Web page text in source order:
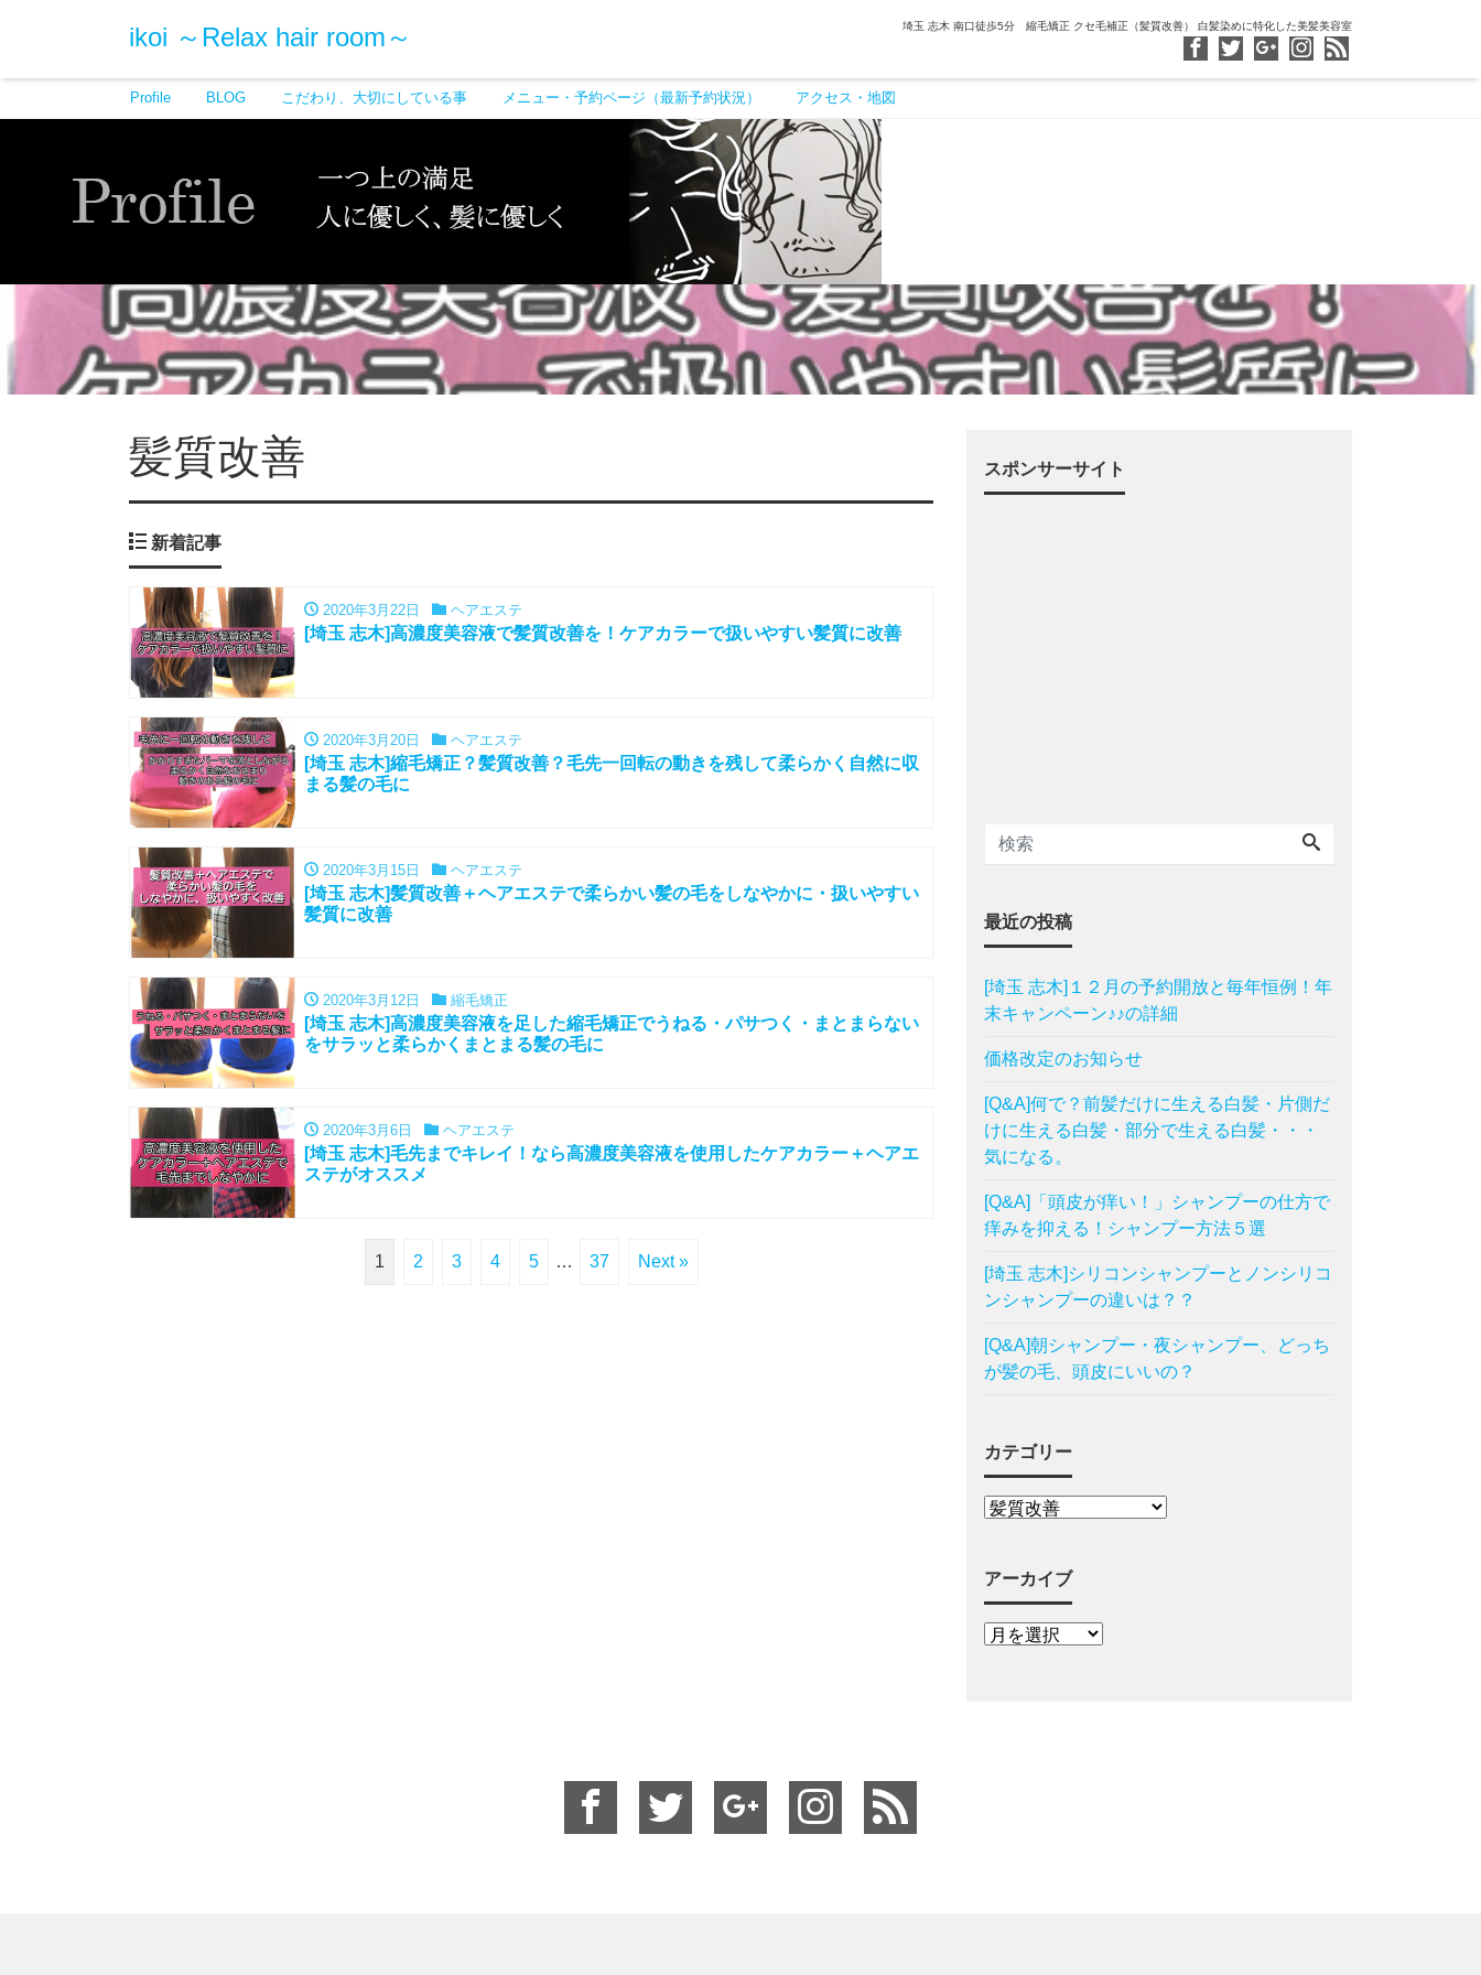
ikoi ～Relax hair room～ 埼玉 志木 南口徒歩5分 縮毛矯正 クセ毛補正（髪質改善） 白髪染めに特化した美髪美容室
Profile BLOG こだわり、大切にしている事 メニュー・予約ページ（最新予約状況） アクセス・地図
髪質改善
新着記事
2020年3月22日 ヘアエステ
[埼玉 志木]高濃度美容液で髪質改善を！ケアカラーで扱いやすい髪質に改善
2020年3月20日 ヘアエステ
[埼玉 志木]縮毛矯正？髪質改善？毛先一回転の動きを残して柔らかく自然に収
まる髪の毛に
2020年3月15日 ヘアエステ
[埼玉 志木]髪質改善＋ヘアエステで柔らかい髪の毛をしなやかに・扱いやすい
髪質に改善
2020年3月12日 縮毛矯正
[埼玉 志木]高濃度美容液を足した縮毛矯正でうねる・パサつく・まとまらない
をサラッと柔らかくまとまる髪の毛に
2020年3月6日 ヘアエステ
[埼玉 志木]毛先までキレイ！なら高濃度美容液を使用したケアカラー＋ヘアエ
ステがオススメ
1 2 3 4 5 … 37 Next »
スポンサーサイト
最近の投稿
[埼玉 志木]１２月の予約開放と毎年恒例！年
末キャンペーン♪♪の詳細
価格改定のお知らせ
[Q&A]何で？前髪だけに生える白髪・片側だ
けに生える白髪・部分で生える白髪・・・
気になる。
[Q&A]「頭皮が痒い！」シャンプーの仕方で
痒みを抑える！シャンプー方法５選
[埼玉 志木]シリコンシャンプーとノンシリコ
ンシャンプーの違いは？？
[Q&A]朝シャンプー・夜シャンプー、どっち
が髪の毛、頭皮にいいの？
カテゴリー
アーカイブ